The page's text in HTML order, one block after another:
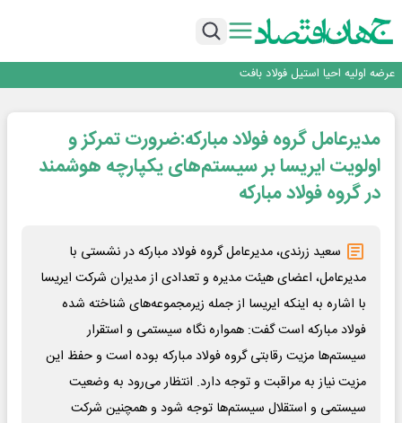
بازگشت فرش ماشینی به اصفهان پس از هفت سال؛ دو نمایشگاه تخصصی در شهر
مدیرعامل جدید آلومینای ایران منصوب شد
بانک ملت در رتبه نخست پرداخت تسهیلات ازدواج و فرزندآوری قرار گرفت
بازگشت فرش ماشینی به اصفهان پس از هفت سال؛ دو نمایشگاه تخصصی در شهر
نمایشگاهی برگزار می‌شود
مدیرعامل گروه فولاد مبارکه:ضرورت تمرکز و
اولویت ایریسا بر سیستم‌های یکپارچه هوشمند
در گروه فولاد مبارکه
سعید زرندی، مدیرعامل گروه فولاد مبارکه در نشستی با
مدیرعامل، اعضای هیئت مدیره و تعدادی از مدیران شرکت ایریسا
با اشاره به اینکه ایریسا از جمله زیرمجموعه‌های شناخته شده
فولاد مبارکه است گفت: همواره نگاه سیستمی و استقرار
سیستم‌ها مزیت رقابتی گروه فولاد مبارکه بوده است و حفظ این
مزیت نیاز به مراقبت و توجه دارد. انتظار می‌رود به وضعیت
سیستمی و استقلال سیستم‌ها توجه شود و همچنین شرکت